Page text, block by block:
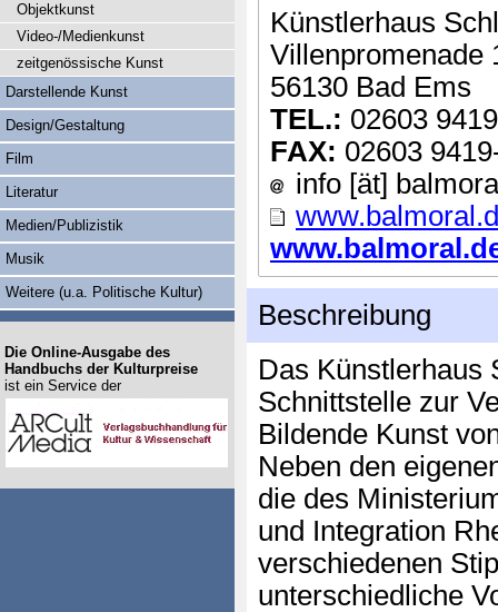
Künstlerhaus
Villenpromenade
56130 Bad Ems
TEL.: 02603
FAX: 02603
info [ät]
Beschreibung
Das Künstlerhaus
Schnittstelle zur
Bildende Kunst
Neben den
die des
und Integration
verschiedenen
unterschiedliche
Objektkunst
Video-/Medienkunst
zeitgenössische Kunst
Darstellende Kunst
Design/Gestaltung
Film
Literatur
Medien/Publizistik
Musik
Weitere (u.a. Politische Kultur)
Die Online-Ausgabe des
Handbuchs der Kulturpreise
ist ein Service der